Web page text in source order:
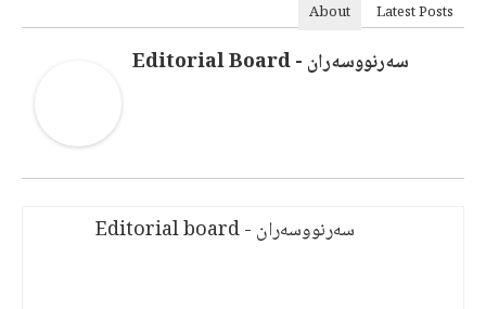
About Latest Posts
سەرنووسەران - Editorial Board
سەرنووسەران - Editorial board